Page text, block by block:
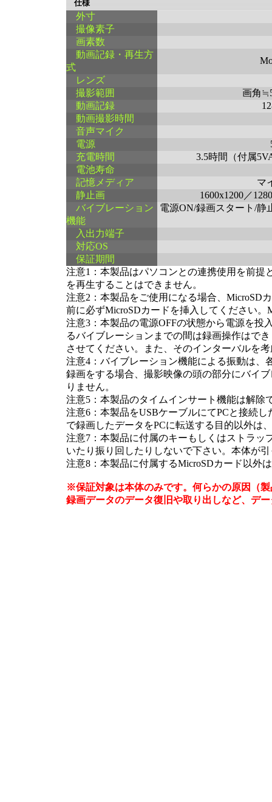
仕様
外寸
撮像素子
画素数
動画記録・再生方
式
レンズ
撮影範囲
画角
動画記録
動画撮影時間
音声マイク
電源
充電時間
3.5時間（付属
電池寿命
記憶メディア
マ
静止画
1600x1200／
バイブレーション
機能
電源ON/録画スタート/静
入出力端子
対応OS
保証期間
注意1：本製品はパソコンとの連携使用を前提
を再生することはできません。
注意2：本製品をご使用になる場合、MicroSD
前に必ずMicroSDカードを挿入してください
注意3：本製品の電源OFFの状態から電源を投
るバイブレーションまでの間は録画操作はで
させてください。また、そのインターバルを
注意4：バイブレーション機能による振動は
録画をする場合、撮影映像の頭の部分にバイ
りません。
注意5：本製品のタイムインサート機能は解除
注意6：本製品をUSBケーブルにてPCと接続
で録画したデータをPCに転送する目的以外は
注意7：本製品に付属のキーもしくはストラ
いたり振り回したりしないで下さい。本体が
注意8：本製品に付属するMicroSDカード以外
※保証対象は本体のみです。何らかの原因（
録画データのデータ復旧や取り出しなど、デ